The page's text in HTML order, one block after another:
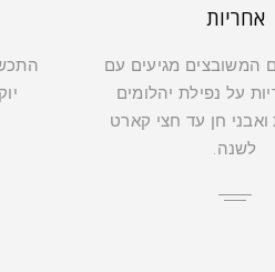
אחריות
המשובצים מגיעים עם
על נפילת יהלומים
ואבני חן עד חצי קארט
לשנה.